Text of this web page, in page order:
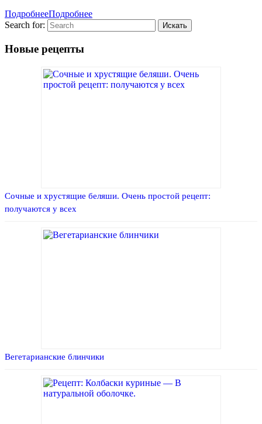
ПодробнееПодробнее
Search for:
Новые рецепты
Сочные и хрустящие беляши. Очень простой рецепт:
получаются у всех
Вегетарианские блинчики